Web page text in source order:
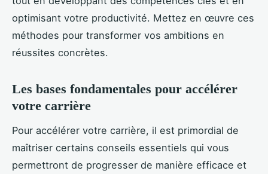
optimisant votre productivité. Mettez en œuvre ces
méthodes pour transformer vos ambitions en
réussites concrètes.
Les bases fondamentales pour accélérer
votre carrière
Pour accélérer votre carrière, il est primordial de
maîtriser certains conseils essentiels qui vous
permettront de progresser de manière efficace et